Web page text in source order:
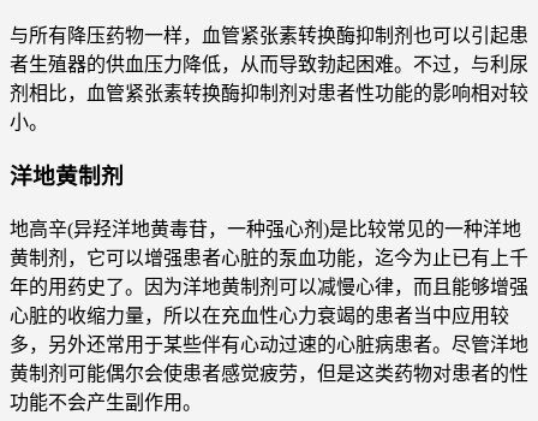
与所有降压药物一样，血管紧张素转换酶抑制剂也可以引起患
者生殖器的供血压力降低，从而导致勃起困难。不过，与利尿
剂相比，血管紧张素转换酶抑制剂对患者性功能的影响相对较
小。
洋地黄制剂
地高辛(异羟洋地黄毒苷，一种强心剂)是比较常见的一种洋地
黄制剂，它可以增强患者心脏的泵血功能，迄今为止已有上千
年的用药史了。因为洋地黄制剂可以减慢心律，而且能够增强
心脏的收缩力量，所以在充血性心力衰竭的患者当中应用较
多，另外还常用于某些伴有心动过速的心脏病患者。尽管洋地
黄制剂可能偶尔会使患者感觉疲劳，但是这类药物对患者的性
功能不会产生副作用。